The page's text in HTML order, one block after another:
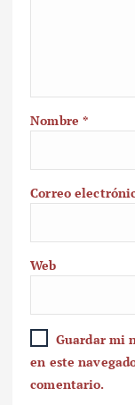
Nombre*
Correo
Web
Guardar mi
en este
comentario.